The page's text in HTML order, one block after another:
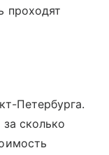
проходят
Петербурга.
сколько